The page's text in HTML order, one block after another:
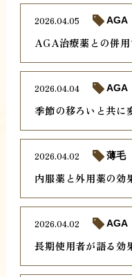
AGA治療薬との併
2026.04.05 AGA
季節の移ろいと共に
2026.04.04 AGA
内服薬と外用薬の効
2026.04.02 薄毛
長期使用者が語る効
2026.04.02 AGA